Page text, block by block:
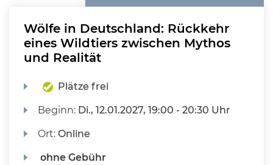
Wölfe in Deutschland: Rückkehr
eines Wildtiers zwischen Mythos
und Realität
Plätze frei
Beginn: Di., 12.01.2027, 19:00 - 20:30 Uhr
Ort:Online
ohne Gebühr